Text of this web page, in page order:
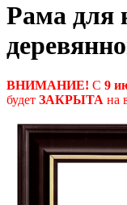
Рама для
ВНИМАНИЕ! С 9
будет ЗАКРЫТА на